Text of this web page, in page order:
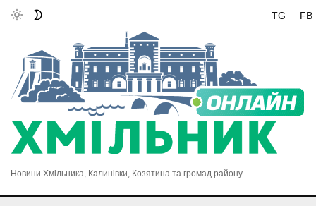
FB
TG
Новини Хмільника, Калинівки, Козятина та громад району